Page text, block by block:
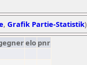
, Grafik Partie-Statistik)
elo pnr